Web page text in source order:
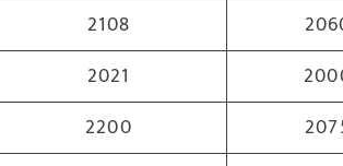
2108
2021
2200